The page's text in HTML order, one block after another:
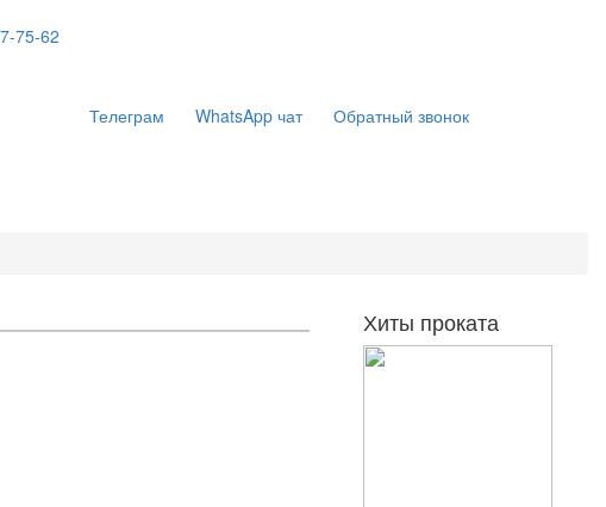
75-62
Обратный звонок
WhatsApp чат
Телеграм
Хиты проката